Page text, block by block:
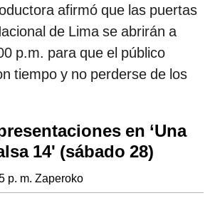
afirmó que las puertas
de Lima se abrirán a
p.m. para que el público
tiempo y no perderse de los
en ‘Una
14' (sábado 28)
p. m. Zaperoko